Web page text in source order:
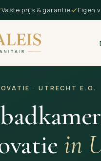
Vaste prijs & garantie Eigen
· UTRECHT E.O.
in